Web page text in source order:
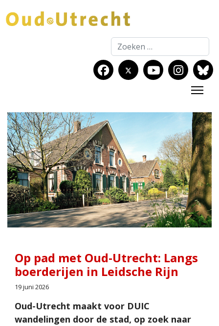
Zoeken
Op pad met Oud-Utrecht: Langs
boerderijen in Leidsche Rijn
19 juni 2026
Oud-Utrecht maakt voor DUIC
wandelingen door de stad, op zoek naar